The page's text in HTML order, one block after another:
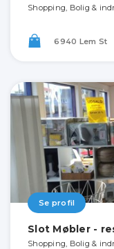
Shopping, Bolig &
6940 Lem St
Se profil
Slot Møbler -
Shopping, Bolig &